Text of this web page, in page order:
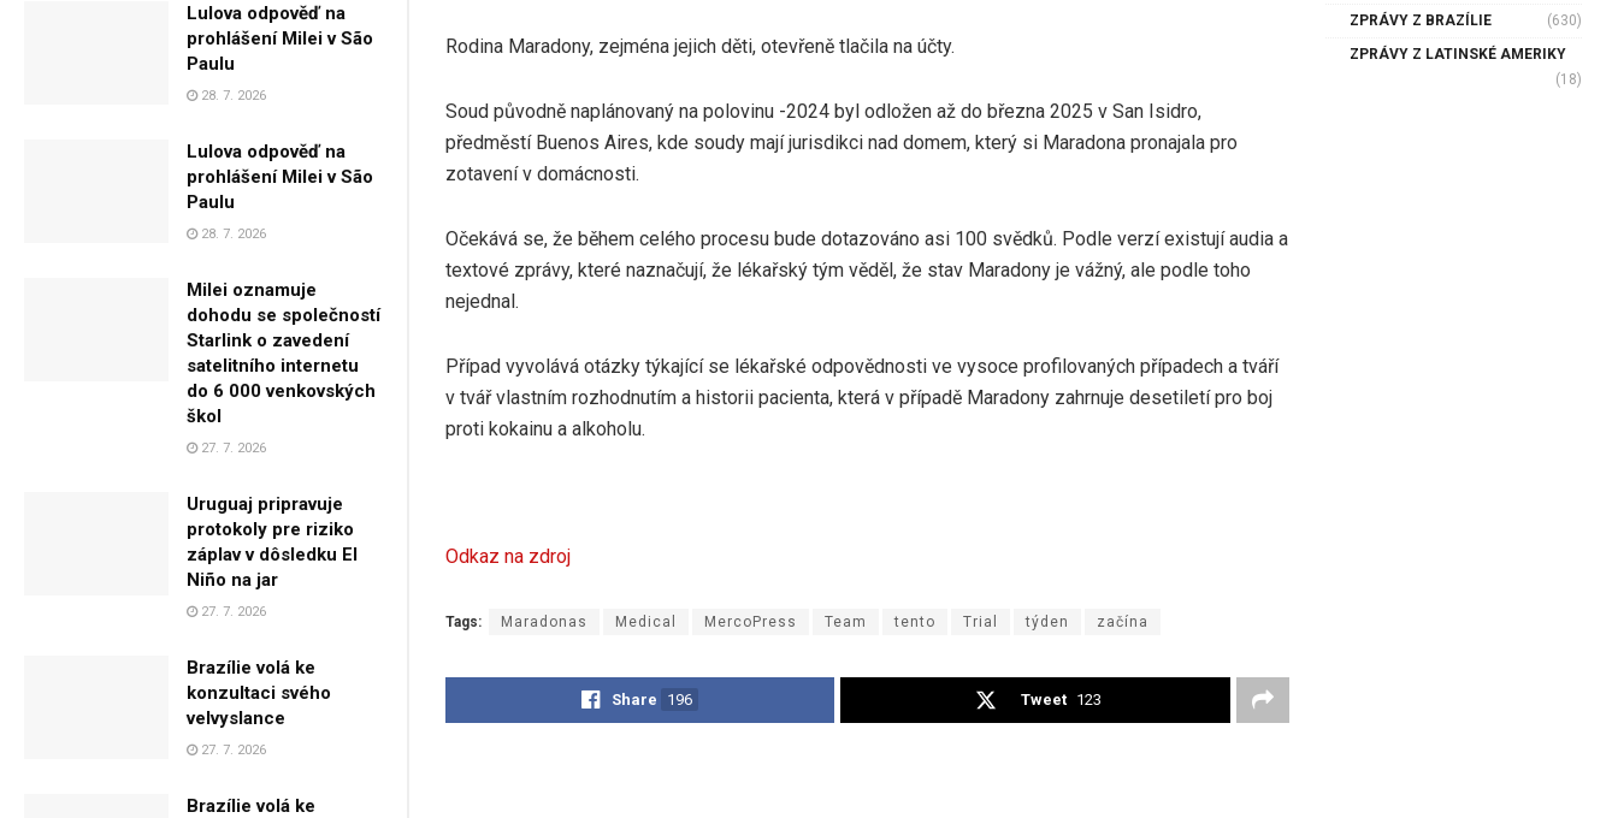
Lulova odpověď na
prohlášení Milei v São
Paulu
28. 7. 2026
Lulova odpověď na
prohlášení Milei v São
Paulu
28. 7. 2026
Milei oznamuje
dohodu se společností
Starlink o zavedení
satelitního internetu
do 6 000 venkovských
škol
27. 7. 2026
Uruguaj pripravuje
protokoly pre riziko
záplav v dôsledku El
Niño na jar
27. 7. 2026
Brazílie volá ke
konzultaci svého
velvyslance
27. 7. 2026
Brazílie volá ke
Rodina Maradony, zejména jejich děti, otevřeně tlačila na účty.
Soud původně naplánovaný na polovinu -2024 byl odložen až do března 2025 v San Isidro,
předměstí Buenos Aires, kde soudy mají jurisdikci nad domem, který si Maradona pronajala pro
zotavení v domácnosti.
Očekává se, že během celého procesu bude dotazováno asi 100 svědků. Podle verzí existují audia a
textové zprávy, které naznačují, že lékařský tým věděl, že stav Maradony je vážný, ale podle toho
nejednal.
Případ vyvolává otázky týkající se lékařské odpovědnosti ve vysoce profilovaných případech a tváří
v tvář vlastním rozhodnutím a historii pacienta, která v případě Maradony zahrnuje desetiletí pro boj
proti kokainu a alkoholu.
Odkaz na zdroj
Tags: Maradonas Medical MercoPress Team tento Trial týden začína
Share 196 Tweet 123
ZPRÁVY Z BRAZÍLIE
(630)
ZPRÁVY Z LATINSKÉ AMERIKY
(18)